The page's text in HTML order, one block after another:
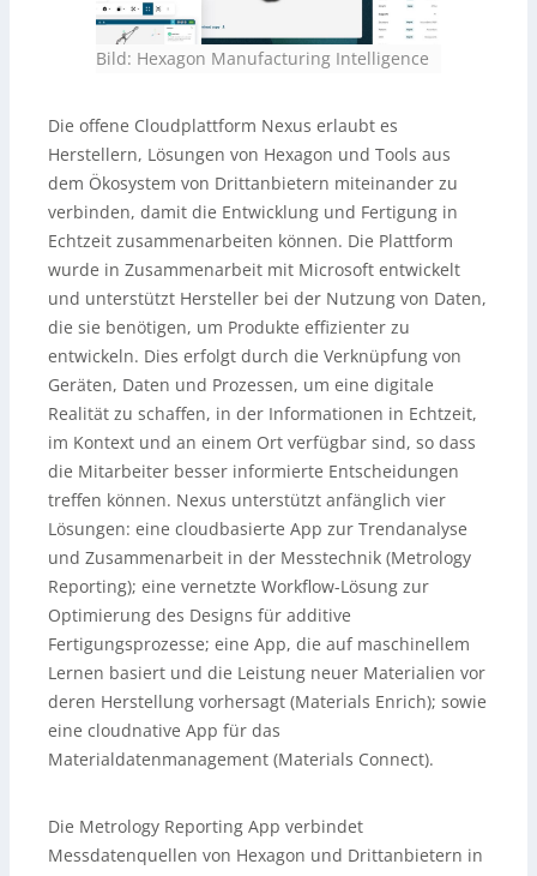
Bild: Hexagon Manufacturing Intelligence
Die offene Cloudplattform Nexus erlaubt es
Herstellern, Lösungen von Hexagon und Tools aus
dem Ökosystem von Drittanbietern miteinander zu
verbinden, damit die Entwicklung und Fertigung in
Echtzeit zusammenarbeiten können. Die Plattform
wurde in Zusammenarbeit mit Microsoft entwickelt
und unterstützt Hersteller bei der Nutzung von Daten,
die sie benötigen, um Produkte effizienter zu
entwickeln. Dies erfolgt durch die Verknüpfung von
Geräten, Daten und Prozessen, um eine digitale
Realität zu schaffen, in der Informationen in Echtzeit,
im Kontext und an einem Ort verfügbar sind, so dass
die Mitarbeiter besser informierte Entscheidungen
treffen können. Nexus unterstützt anfänglich vier
Lösungen: eine cloudbasierte App zur Trendanalyse
und Zusammenarbeit in der Messtechnik (Metrology
Reporting); eine vernetzte Workflow-Lösung zur
Optimierung des Designs für additive
Fertigungsprozesse; eine App, die auf maschinellem
Lernen basiert und die Leistung neuer Materialien vor
deren Herstellung vorhersagt (Materials Enrich); sowie
eine cloudnative App für das
Materialdatenmanagement (Materials Connect).
Die Metrology Reporting App verbindet
Messdatenquellen von Hexagon und Drittanbietern in